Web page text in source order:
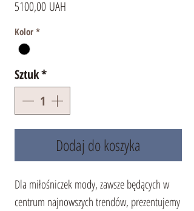
5100,00 UAH
Kolor *
Sztuk*
Dodaj do koszyka
Dla miłośniczek mody, zawsze będących w
centrum najnowszych trendów, prezentujemy